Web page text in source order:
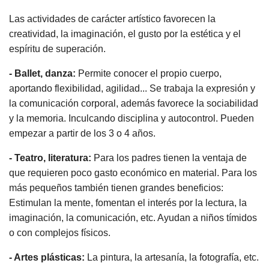
Las actividades de carácter artístico favorecen la
creatividad, la imaginación, el gusto por la estética y el
espíritu de superación.
- Ballet, danza: Permite conocer el propio cuerpo,
aportando flexibilidad, agilidad... Se trabaja la expresión y
la comunicación corporal, además favorece la sociabilidad
y la memoria. Inculcando disciplina y autocontrol. Pueden
empezar a partir de los 3 o 4 años.
- Teatro, literatura: Para los padres tienen la ventaja de
que requieren poco gasto económico en material. Para los
más pequeños también tienen grandes beneficios:
Estimulan la mente, fomentan el interés por la lectura, la
imaginación, la comunicación, etc. Ayudan a niños tímidos
o con complejos físicos.
- Artes plásticas: La pintura, la artesanía, la fotografía, etc.